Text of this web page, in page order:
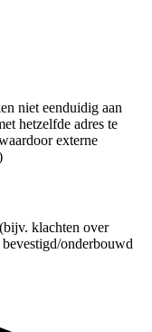
niet eenduidig aan
hetzelfde adres te
externe
klachten over
onderbouwd